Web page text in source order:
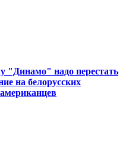
"Динамо" надо перестать
на белорусских